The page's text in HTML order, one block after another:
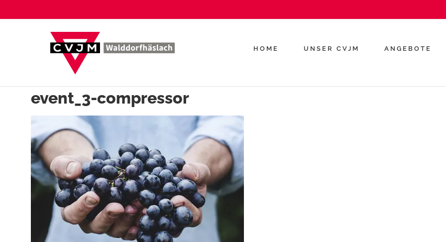
Inhalt
HOME UNSER CVJM ANGEBOTE
event_3-compressor